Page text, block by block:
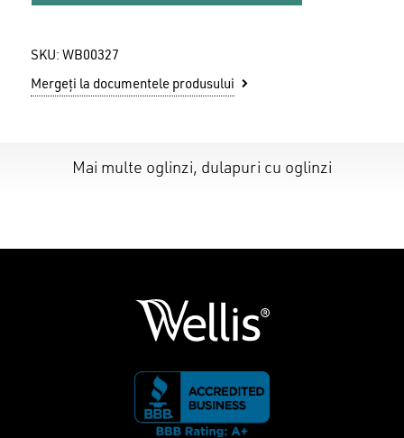
SKU: WB00327
Mergeți la documentele produsului
Mai multe oglinzi, dulapuri cu oglinzi